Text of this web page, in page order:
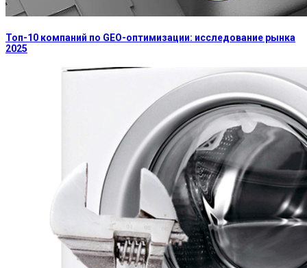
Топ-10 компаний по GEO-оптимизации: исследование рынка
2025